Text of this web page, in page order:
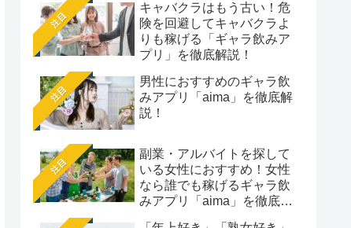
注目
キャバクラはもう古い！危
険を回避してキャバクラよ
りも稼げる「ギャラ飲みア
プリ」を徹底解説！
注目
男性におすすめのギャラ飲
みアプリ「aima」を徹底解
説！
注目
副業・アルバイトを探して
いる女性におすすめ！女性
なら誰でも稼げるギャラ飲
みアプリ「aima」を徹底解